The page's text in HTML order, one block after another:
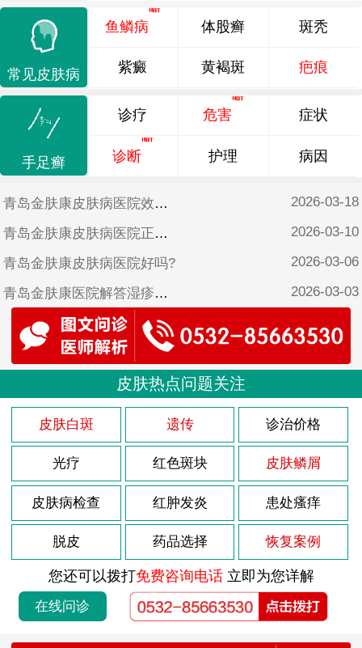
常见皮肤病
鱼鳞病 体股癣 斑秃
紫癜 黄褐斑 疤痕
手足癣
诊疗 危害 症状
诊断 护理 病因
青岛金肤康皮肤病医院效果好吗? 2026-03-18
青岛金肤康皮肤病医院正规吗? 2026-03-10
青岛金肤康皮肤病医院好吗? 2026-03-06
青岛金肤康医院解答湿疹怎样治疗? 2026-03-03
青岛金肤康皮肤病医院靠谱吗?
青岛金肤康皮肤病医院可靠吗?
青岛金肤康皮肤病医院是不是正规医院?
青岛金肤康口碑? 2025-05-12
皮肤热点问题关注
皮肤白斑 遗传 诊治价格
光疗 红色斑块 皮肤鳞屑
皮肤病检查 红肿发炎 患处瘙痒
脱皮 药品选择 恢复案例
您还可以拨打免费咨询电话立即为您详解
在线问诊